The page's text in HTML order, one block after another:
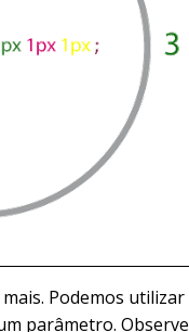
Podemos utilizar
parâmetro. Observe